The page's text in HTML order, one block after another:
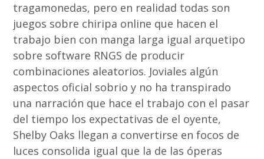
tragamonedas, pero en realidad todas son
juegos sobre chiripa online que hacen el
trabajo bien con manga larga igual arquetipo
sobre software RNGS de producir
combinaciones aleatorios. Joviales algún
aspectos oficial sobrio y no ha transpirado
una narración que hace el trabajo con el pasar
del tiempo los expectativas de el oyente,
Shelby Oaks llegan a convertirse en focos de
luces consolida igual que la de las óperas